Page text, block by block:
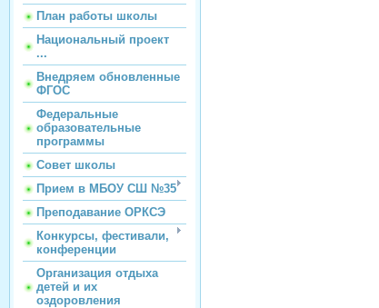
План работы школы
Национальный проект
...
Внедряем обновленные
ФГОС
Федеральные
образовательные
программы
Совет школы
Прием в МБОУ СШ №35
Преподавание ОРКСЭ
Конкурсы, фестивали,
конференции
Организация отдыха
детей и их
оздоровления